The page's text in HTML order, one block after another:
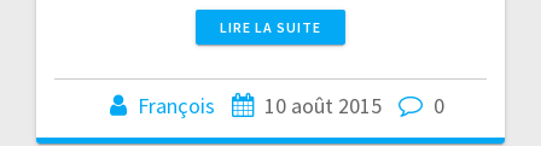
LIRE LA SUITE
François 10 août 2015 0